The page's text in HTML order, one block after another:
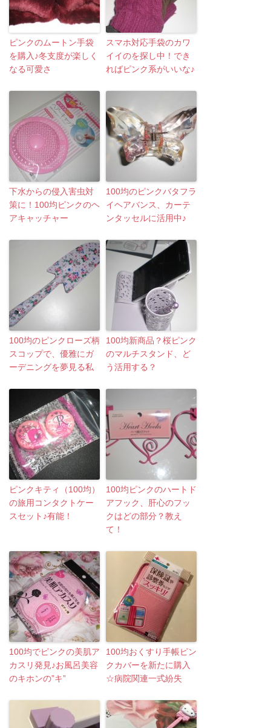
ピンクのムートン手袋
を購入♪冬支度が楽しく
なる可愛さ
スマホ対応手袋のカワ
イイのを探し中！でき
ればピンク系がいいな♪
下水からの侵入害虫対
策に！100均ピンクのヘ
アキャッチャー
100均のピンクバタフラ
イヘアバンス、カーテ
ンタッセルに活用中♪
100均のピンクローズ柄
スコップで、優雅にガ
ーデニングを夢見る私
100均新商品？桜ピンク
のマルチスタンド、ど
う活用する？
ピンクキティ（100均）
の旅用コンタクトケー
スセット♪有能！
100均ピンクのハートド
アフック、肝心のフッ
クはどの部分？教え
て！
100均でピンクの美肌ア
カスリ発見♪お風呂美容
のキホンの”キ”
100均おくすり手帳ピン
クカバーを新たに購入
☆病院関連一式紛失